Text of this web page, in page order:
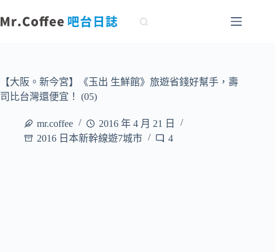
至
容【大阪。新今宮】《玉出 生鮮館》旅遊省錢好幫手，壽
司比台灣還便宜！ (05)
mr.coffee
2016 年 4 月 21 日
2016 日本新幹線遊7城市
4